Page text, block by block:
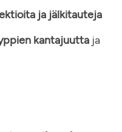
ja jälkitauteja
kantajuutta ja